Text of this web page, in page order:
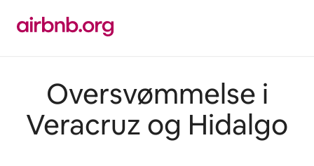
innhold
Oversvømmelse i
Veracruz og Hidalgo